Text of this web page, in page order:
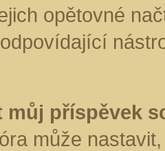
opětovné
můj příspěvek
může